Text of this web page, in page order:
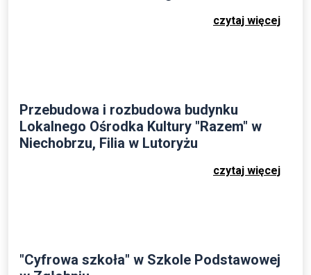
czytaj więcej
Przebudowa i rozbudowa budynku
Lokalnego Ośrodka Kultury "Razem" w
Niechobrzu, Filia w Lutoryżu
czytaj więcej
"Cyfrowa szkoła" w Szkole Podstawowej